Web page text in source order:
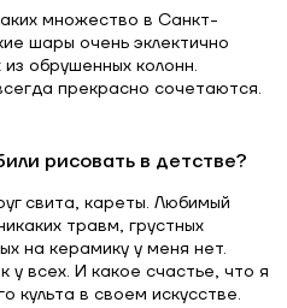
множество в Санкт-
шары очень эклектично
обрушенных колонн.
прекрасно сочетаются.
рисовать в детстве?
свита, кареты. Любимый
травм, грустных
на керамику у меня нет.
у всех. И какое счастье, что я
культа в своем искусстве.